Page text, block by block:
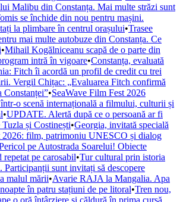
Malibu din Constanța. Mai multe străzi sunt
se închide din nou pentru mașini.
la plimbare în centrul orașului•Trasee
mai multe autobuze din Constanța. Ce
•Mihail Kogălniceanu scapă de o parte din
intră în vigoare•Constanța, evaluată
Fitch îi acordă un profil de credit cu trei
Vergil Chițac: „Evaluarea Fitch confirmă
Constanței”•SeaWave Film Fest 2026
o scenă internațională a filmului, culturii și
•UPDATE. Alertă după ce o persoană ar fi
și Costinești•Georgia, invitată specială
2026: film, patrimoniu UNESCO și dialog
pe Autostrada Soarelui! Obiecte
pe carosabil•Tur cultural prin istoria
Participanții sunt invitați să descopere
malul mării•Avarie RAJA la Mangalia. Apa
în patru stațiuni de pe litoral•Tren nou,
o oră întârziere și căldură în prima cursă